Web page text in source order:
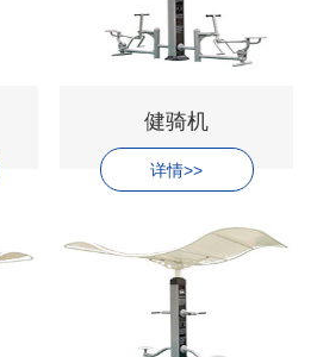
健骑机
详情>>